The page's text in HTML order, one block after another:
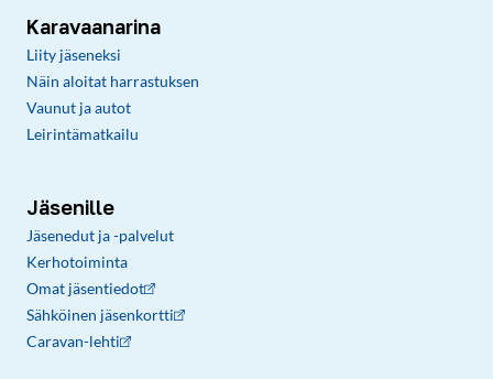
Karavaanarina
Liity jäseneksi
Näin aloitat harrastuksen
Vaunut ja autot
Leirintämatkailu
Jäsenille
Jäsenedut ja -palvelut
Kerhotoiminta
Omat jäsentiedot
Sähköinen jäsenkortti
Caravan-lehti